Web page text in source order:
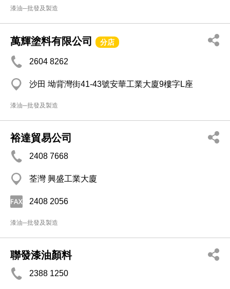
漆油─批發及製造
萬輝塗料有限公司 分店
2604 8262
沙田 坳背灣街41-43號安華工業大廈9樓字L座
漆油─批發及製造
裕達貿易公司
2408 7668
荃灣 興盛工業大廈
2408 2056
漆油─批發及製造
聯發漆油顏料
2388 1250